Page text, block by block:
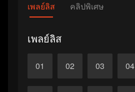
เพลย์ลิส คลิปพิเศษ
เพลย์ลิส
01 02 03 04